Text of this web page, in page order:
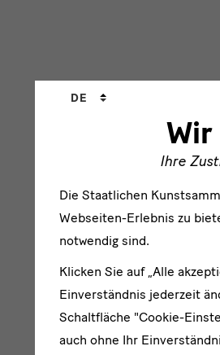
Wir
Ihre
Sprachwechsler
DE
Die Staatlichen
Webseiten-Erlebnis zu
notwendig sind.
Klicken Sie auf „Alle
Einverständnis jederzeit
Schaltfläche "Cookie-
auch ohne Ihr